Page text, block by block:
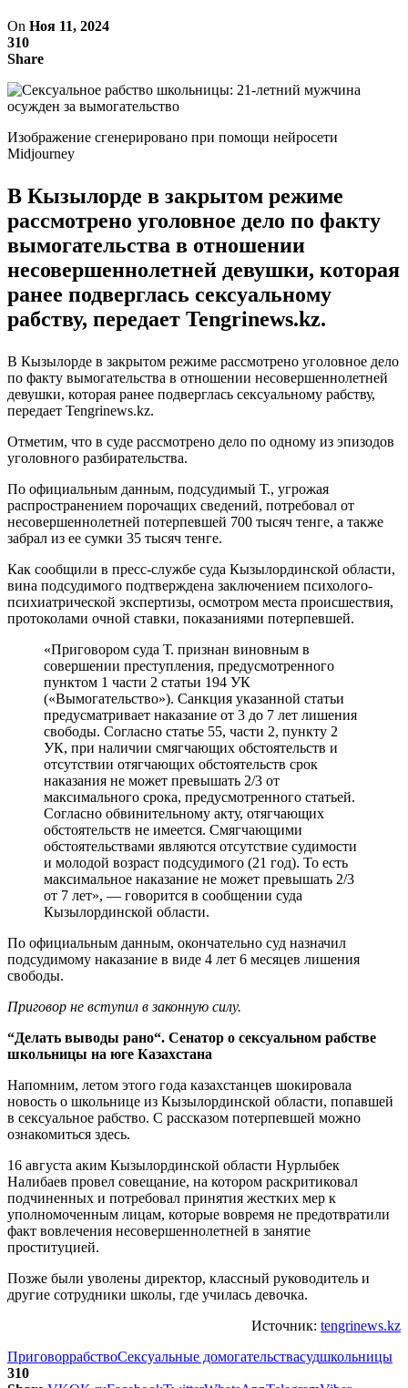
On Ноя 11, 2024
310
Share
Изображение сгенерировано при помощи нейросети
Midjourney
В Кызылорде в закрытом режиме
рассмотрено уголовное дело по факту
вымогательства в отношении
несовершеннолетней девушки, которая
ранее подверглась сексуальному
рабству, передает Tengrinews.kz.
В Кызылорде в закрытом режиме рассмотрено уголовное дело
по факту вымогательства в отношении несовершеннолетней
девушки, которая ранее подверглась сексуальному рабству,
передает Tengrinews.kz.
Отметим, что в суде рассмотрено дело по одному из эпизодов
уголовного разбирательства.
По официальным данным, подсудимый Т., угрожая
распространением порочащих сведений, потребовал от
несовершеннолетней потерпевшей 700 тысяч тенге, а также
забрал из ее сумки 35 тысяч тенге.
Как сообщили в пресс-службе суда Кызылординской области,
вина подсудимого подтверждена заключением психолого-
психиатрической экспертизы, осмотром места происшествия,
протоколами очной ставки, показаниями потерпевшей.
«Приговором суда Т. признан виновным в
совершении преступления, предусмотренного
пунктом 1 части 2 статьи 194 УК
(«Вымогательство»). Санкция указанной статьи
предусматривает наказание от 3 до 7 лет лишения
свободы. Согласно статье 55, части 2, пункту 2
УК, при наличии смягчающих обстоятельств и
отсутствии отягчающих обстоятельств срок
наказания не может превышать 2/3 от
максимального срока, предусмотренного статьей.
Согласно обвинительному акту, отягчающих
обстоятельств не имеется. Смягчающими
обстоятельствами являются отсутствие судимости
и молодой возраст подсудимого (21 год). То есть
максимальное наказание не может превышать 2/3
от 7 лет», — говорится в сообщении суда
Кызылординской области.
По официальным данным, окончательно суд назначил
подсудимому наказание в виде 4 лет 6 месяцев лишения
свободы.
Приговор не вступил в законную силу.
“Делать выводы рано“. Сенатор о сексуальном рабстве
школьницы на юге Казахстана
Напомним, летом этого года казахстанцев шокировала
новость о школьнице из Кызылординской области, попавшей
в сексуальное рабство. С рассказом потерпевшей можно
ознакомиться здесь.
16 августа аким Кызылординской области Нурлыбек
Налибаев провел совещание, на котором раскритиковал
подчиненных и потребовал принятия жестких мер к
уполномоченным лицам, которые вовремя не предотвратили
факт вовлечения несовершеннолетней в занятие
проституцией.
Позже были уволены директор, классный руководитель и
другие сотрудники школы, где училась девочка.
Источник: tengrinews.kz
ПриговоррабствоСексуальные домогательствасудшкольницы
310